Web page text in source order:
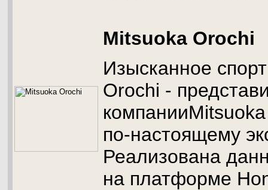
Mitsuoka Orochi
Изысканное
Orochi -
по-настоящему
Реализована
на платформе